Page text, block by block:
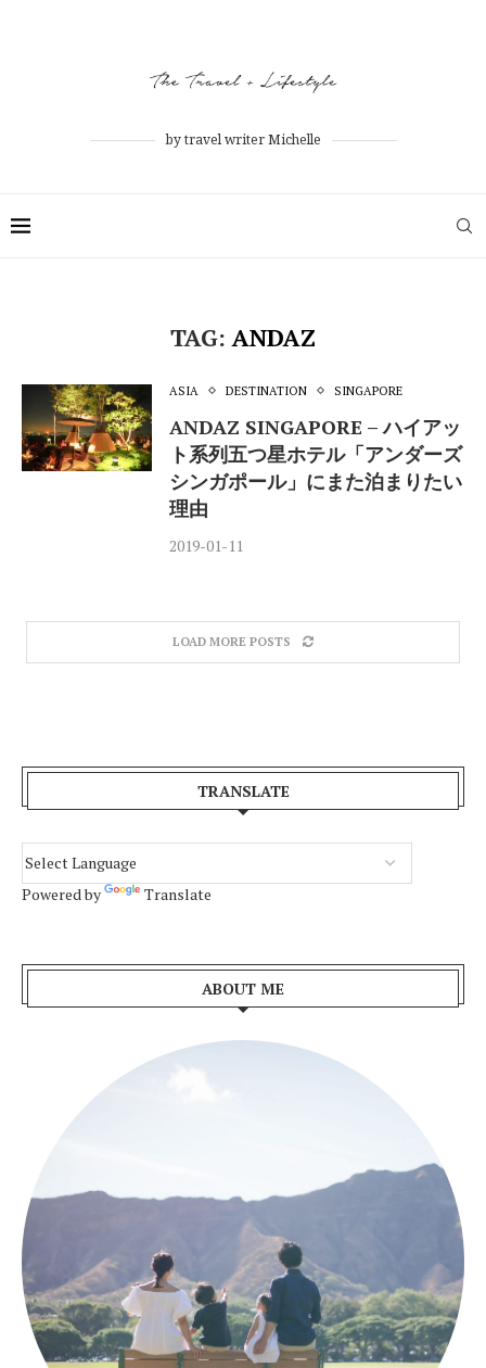
by travel writer Michelle
TAG: ANDAZ
ASIA DESTINATION SINGAPORE
ANDAZ SINGAPORE – ハイアッ
ト系列五つ星ホテル「アンダーズ
シンガポール」にまた泊まりたい
理由
2019-01-11
LOAD MORE POSTS
TRANSLATE
Powered by Translate
ABOUT ME